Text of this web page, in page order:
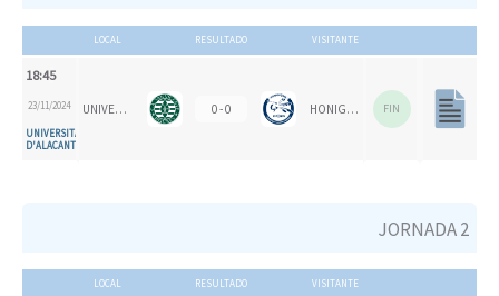
LOCAL RESULTADO VISITANTE
18:45
23/11/2024
UNIVERSITAT
D'ALACANT
UNIVERSITAT D'ALACANT - SAN VICENTE B 0 - 0 HONIGVÖGEL HH 79 FIN
JORNADA 2
LOCAL RESULTADO VISITANTE